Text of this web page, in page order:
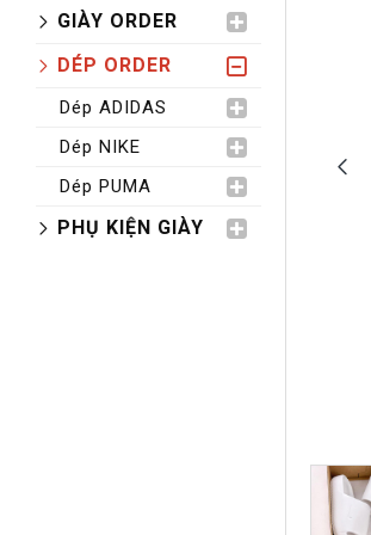
GIÀY ORDER
DÉP ORDER
Dép ADIDAS
Dép NIKE
Dép PUMA
PHỤ KIỆN GIÀY